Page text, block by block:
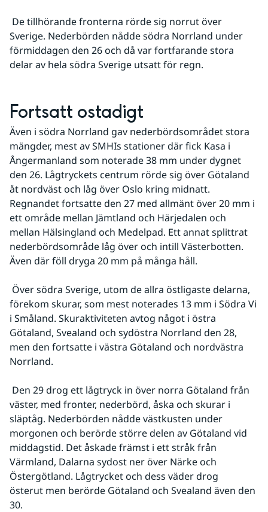
Sverige. Nederbörden nådde södra Norrland under
förmiddagen den 26 och då var fortfarande stora
delar av hela södra Sverige utsatt för regn.
Fortsatt ostadigt
Även i södra Norrland gav nederbördsområdet stora
mängder, mest av SMHIs stationer där fick Kasa i
Ångermanland som noterade 38 mm under dygnet
den 26. Lågtryckets centrum rörde sig över Götaland
åt nordväst och låg över Oslo kring midnatt.
Regnandet fortsatte den 27 med allmänt över 20 mm i
ett område mellan Jämtland och Härjedalen och
mellan Hälsingland och Medelpad. Ett annat splittrat
nederbördsområde låg över och intill Västerbotten.
Även där föll dryga 20 mm på många håll.
förekom skurar, som mest noterades 13 mm i Södra Vi
i Småland. Skuraktiviteten avtog något i östra
Götaland, Svealand och sydöstra Norrland den 28,
men den fortsatte i västra Götaland och nordvästra
Norrland.
väster, med fronter, nederbörd, åska och skurar i
släptåg. Nederbörden nådde västkusten under
morgonen och berörde större delen av Götaland vid
middagstid. Det åskade främst i ett stråk från
Värmland, Dalarna sydost ner över Närke och
Östergötland. Lågtrycket och dess väder drog
österut men berörde Götaland och Svealand även den
30.